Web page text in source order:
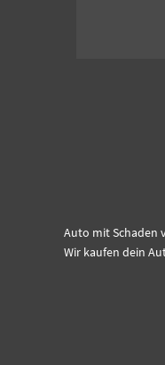
Auto mit Schaden
Wir kaufen dein